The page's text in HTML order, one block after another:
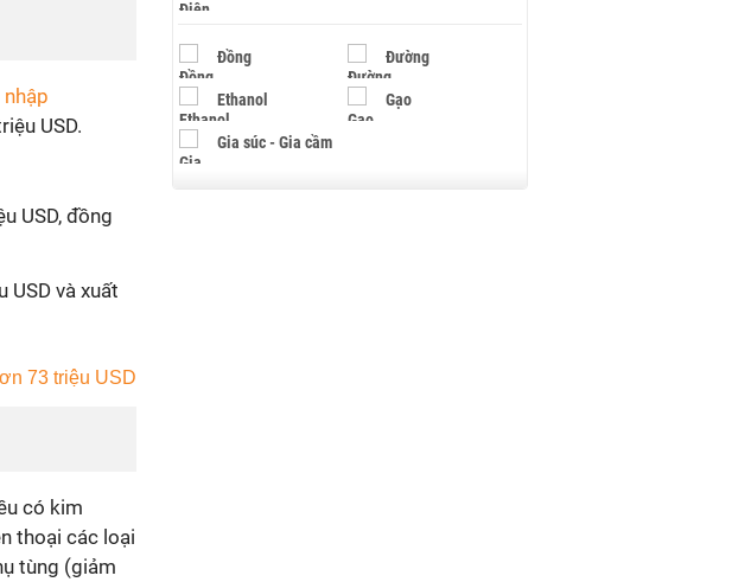
USD.
USD, đồng
USD và xuất
có kim
thoại các loại
tùng (giảm
Đồng Đường
Ethanol Gạo
Gia súc - Gia cầm